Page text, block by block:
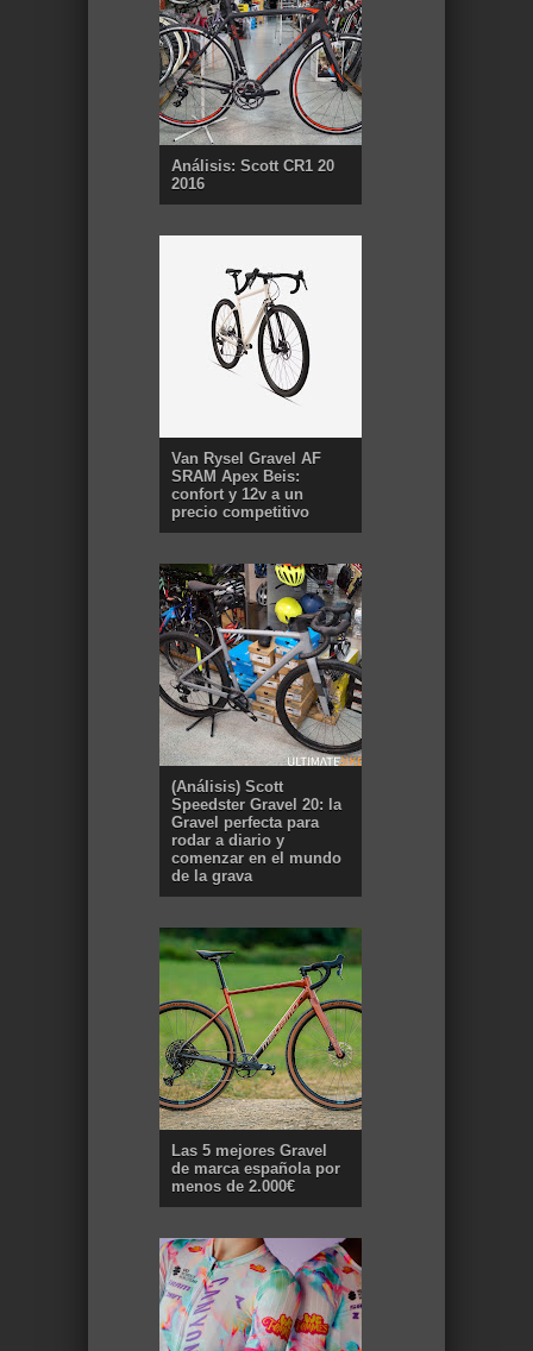
Análisis: Scott CR1 20
2016
Van Rysel Gravel AF
SRAM Apex Beis:
confort y 12v a un
precio competitivo
(Análisis) Scott
Speedster Gravel 20: la
Gravel perfecta para
rodar a diario y
comenzar en el mundo
de la grava
Las 5 mejores Gravel
de marca española por
menos de 2.000€